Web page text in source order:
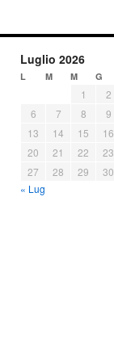
Luglio 2026
L M M G
1 2
6
7 8 9
13
14 15 16
20
21 22 23
27
28 29 30
« Lug